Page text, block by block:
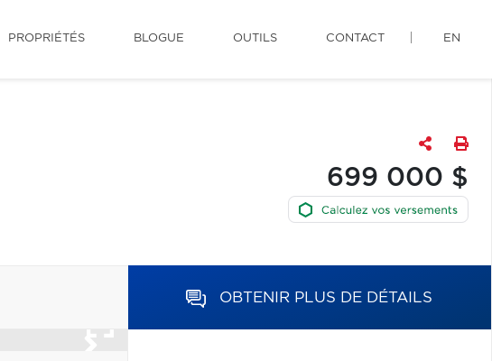
PROPRIÉTÉS BLOGUE OUTILS CONTACT EN
699 000 $
OBTENIR PLUS DE DÉTAILS